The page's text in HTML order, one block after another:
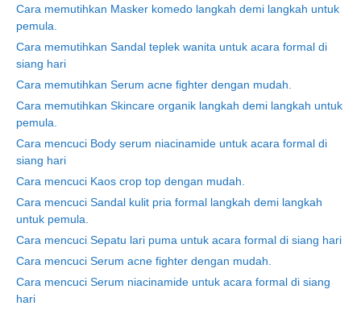
Cara memutihkan Masker komedo langkah demi langkah untuk
pemula.
Cara memutihkan Sandal teplek wanita untuk acara formal di
siang hari
Cara memutihkan Serum acne fighter dengan mudah.
Cara memutihkan Skincare organik langkah demi langkah untuk
pemula.
Cara mencuci Body serum niacinamide untuk acara formal di
siang hari
Cara mencuci Kaos crop top dengan mudah.
Cara mencuci Sandal kulit pria formal langkah demi langkah
untuk pemula.
Cara mencuci Sepatu lari puma untuk acara formal di siang hari
Cara mencuci Serum acne fighter dengan mudah.
Cara mencuci Serum niacinamide untuk acara formal di siang
hari